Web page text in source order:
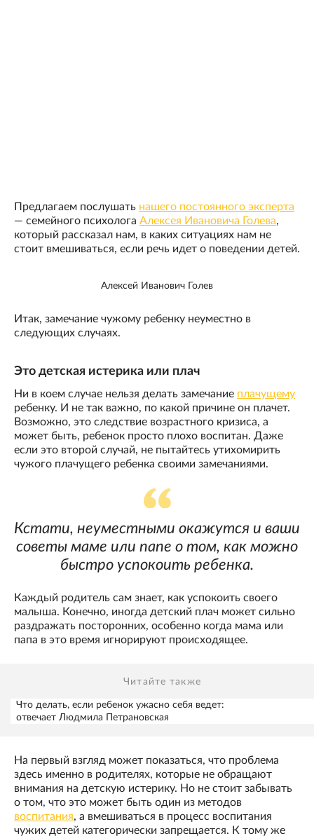
Предлагаем послушать нашего постоянного эксперта
— семейного психолога Алексея Ивановича Голева,
который рассказал нам, в каких ситуациях нам не
стоит вмешиваться, если речь идет о поведении детей.
Алексей Иванович Голев
Итак, замечание чужому ребенку неуместно в
следующих случаях.
Это детская истерика или плач
Ни в коем случае нельзя делать замечание плачущему
ребенку. И не так важно, по какой причине он плачет.
Возможно, это следствие возрастного кризиса, а
может быть, ребенок просто плохо воспитан. Даже
если это второй случай, не пытайтесь утихомирить
чужого плачущего ребенка своими замечаниями.
Кстати, неуместными окажутся и ваши
советы маме или папе о том, как можно
быстро успокоить ребенка.
Каждый родитель сам знает, как успокоить своего
малыша. Конечно, иногда детский плач может сильно
раздражать посторонних, особенно когда мама или
папа в это время игнорируют происходящее.
Читайте также
Что делать, если ребенок ужасно себя ведет:
отвечает Людмила Петрановская
На первый взгляд может показаться, что проблема
здесь именно в родителях, которые не обращают
внимания на детскую истерику. Но не стоит забывать
о том, что это может быть один из методов
воспитания, а вмешиваться в процесс воспитания
чужих детей категорически запрещается. К тому же